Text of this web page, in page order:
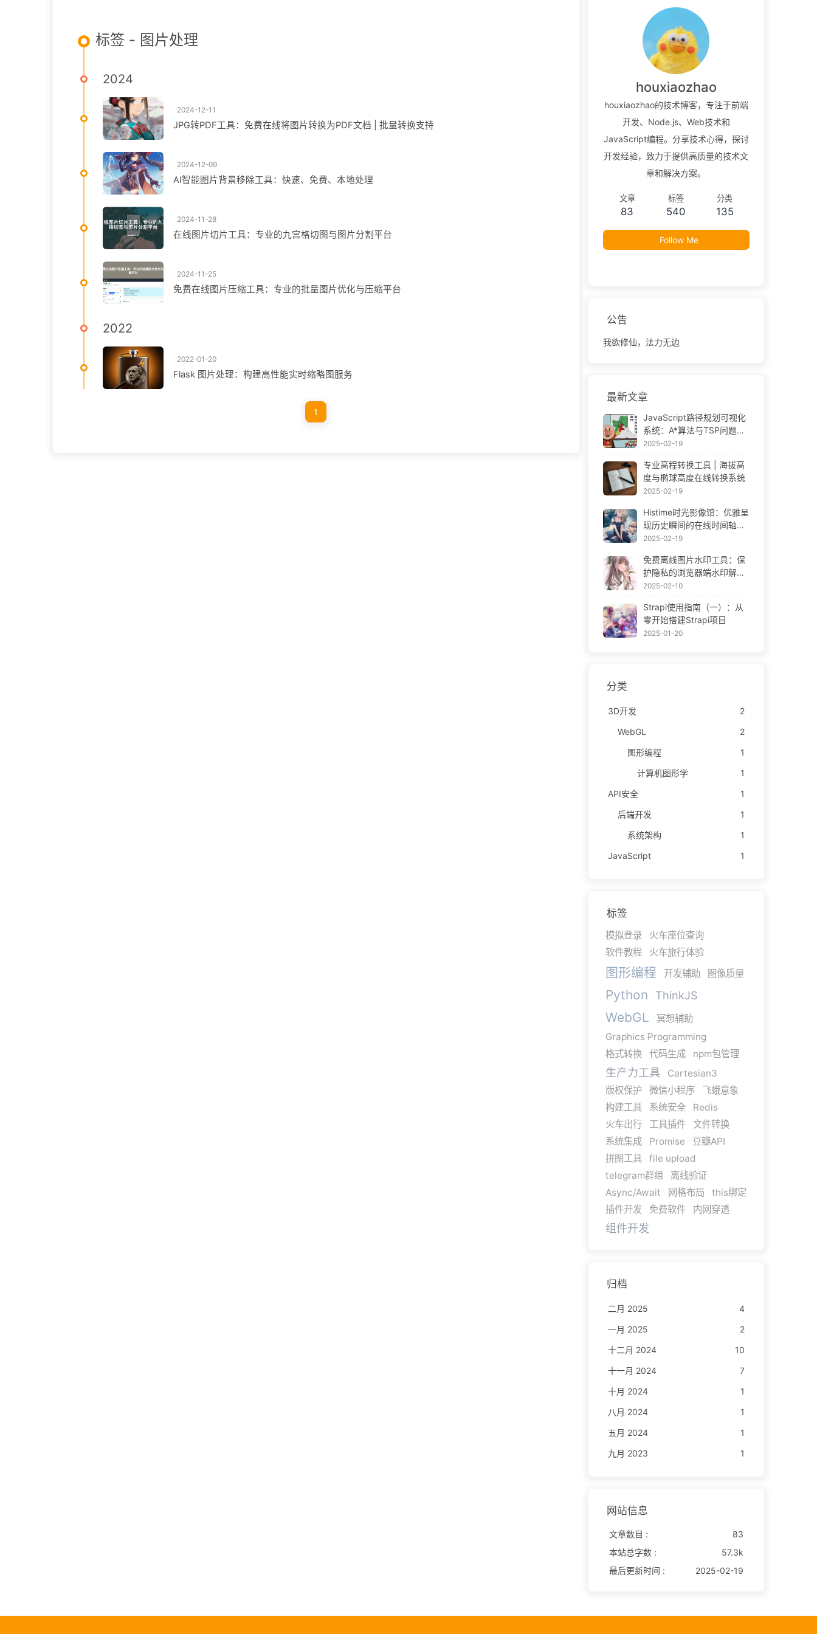
标签 - 图片处理
2024
2024-12-11
JPG转PDF工具：免费在线将图片转换为PDF文档 | 批量转换支持
2024-12-09
AI智能图片背景移除工具：快速、免费、本地处理
2024-11-28
在线图片切片工具：专业的九宫格切图与图片分割平台
2024-11-25
免费在线图片压缩工具：专业的批量图片优化与压缩平台
2022
2022-01-20
Flask 图片处理：构建高性能实时缩略图服务
1
houxiaozhao
houxiaozhao的技术博客，专注于前端
开发、Node.js、Web技术和
JavaScript编程。分享技术心得，探讨
开发经验，致力于提供高质量的技术文
章和解决方案。
文章
83
标签
540
分类
135
Follow Me
公告
我欲修仙，法力无边
最新文章
JavaScript路径规划可视化
系统：A*算法与TSP问题解
决方案
2025-02-19
专业高程转换工具 | 海拔高
度与椭球高度在线转换系统
2025-02-19
Histime时光影像馆：优雅呈
现历史瞬间的在线时间轴相
册 | Historical Photo Timeli
2025-02-19
免费离线图片水印工具：保
护隐私的浏览器端水印解决
方案 | Free Offline Image
2025-02-10
Strapi使用指南（一）：从
零开始搭建Strapi项目
2025-01-20
分类
3D开发
2
WebGL
2
图形编程
1
计算机图形学
1
API安全
1
后端开发
1
系统架构
1
JavaScript
1
标签
模拟登录
火车座位查询
软件教程
火车旅行体验
图形编程 开发辅助 图像质量
Python ThinkJS
WebGL
冥想辅助
Graphics Programming
格式转换
代码生成 npm包管理
生产力工具
Cartesian3
版权保护
微信小程序
飞蛾意象
构建工具
系统安全
Redis
火车出行
工具插件
文件转换
系统集成
Promise
豆瓣API
拼图工具
file upload
telegram群组
离线验证
Async/Await
网格布局
this绑定
插件开发
免费软件 内网穿透
组件开发
归档
二月 2025
4
一月 2025
2
十二月 2024
10
十一月 2024
7
十月 2024
1
八月 2024
1
五月 2024
1
九月 2023
1
网站信息
文章数目 :
83
本站总字数 :
57.3k
最后更新时间 :
2025-02-19